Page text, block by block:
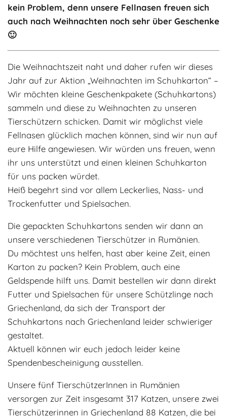
kein Problem, denn unsere Fellnasen freuen sich
auch nach Weihnachten noch sehr über Geschenke
🙂
Die Weihnachtszeit naht und daher rufen wir dieses
Jahr auf zur Aktion „Weihnachten im Schuhkarton“ –
Wir möchten kleine Geschenkpakete (Schuhkartons)
sammeln und diese zu Weihnachten zu unseren
Tierschützern schicken. Damit wir möglichst viele
Fellnasen glücklich machen können, sind wir nun auf
eure Hilfe angewiesen. Wir würden uns freuen, wenn
ihr uns unterstützt und einen kleinen Schuhkarton
für uns packen würdet.
Heiß begehrt sind vor allem Leckerlies, Nass- und
Trockenfutter und Spielsachen.
Die gepackten Schuhkartons senden wir dann an
unsere verschiedenen Tierschützer in Rumänien.
Du möchtest uns helfen, hast aber keine Zeit, einen
Karton zu packen? Kein Problem, auch eine
Geldspende hilft uns. Damit bestellen wir dann direkt
Futter und Spielsachen für unsere Schützlinge nach
Griechenland, da sich der Transport der
Schuhkartons nach Griechenland leider schwieriger
gestaltet.
Aktuell können wir euch jedoch leider keine
Spendenbescheinigung ausstellen.
Unsere fünf TierschützerInnen in Rumänien
versorgen zur Zeit insgesamt 317 Katzen, unsere zwei
Tierschützerinnen in Griechenland 88 Katzen, die bei